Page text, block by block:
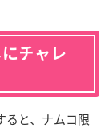
チャレ
ると、ナムコ限